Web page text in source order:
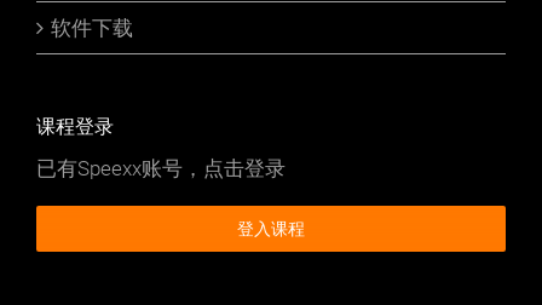
软件下载
课程登录
已有Speexx账号，点击登录
登入课程